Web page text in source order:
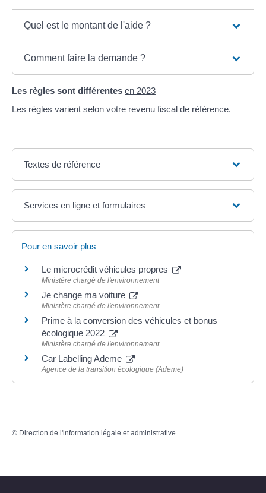
Quel est le montant de l'aide ?
Comment faire la demande ?
Les règles sont différentes en 2023
Les règles varient selon votre revenu fiscal de référence.
Textes de référence
Services en ligne et formulaires
Pour en savoir plus
Le microcrédit véhicules propres
Ministère chargé de l'environnement
Je change ma voiture
Ministère chargé de l'environnement
Prime à la conversion des véhicules et bonus
écologique 2022
Ministère chargé de l'environnement
Car Labelling Ademe
Agence de la transition écologique (Ademe)
© Direction de l'information légale et administrative